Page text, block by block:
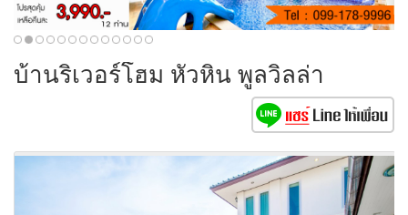
บ้านริเวอร์โฮม หัวหิน พูลวิลล่า